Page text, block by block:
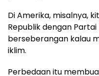
Di Amerika, misalnya,
Republik dengan
berseberangan kalau
iklim.
Perbedaan itu